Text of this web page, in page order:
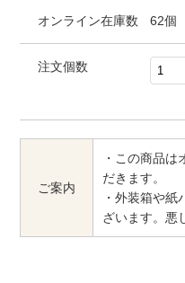
オンライン在庫数 62個
注文個数
ご案内
・この商品
だきます。
・外装箱や
ざいます。悪